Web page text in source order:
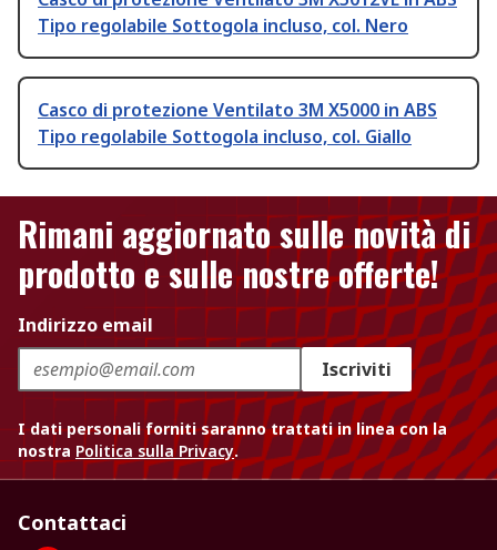
Tipo regolabile Sottogola incluso, col. Nero
Casco di protezione Ventilato 3M X5000 in ABS
Tipo regolabile Sottogola incluso, col. Giallo
Rimani aggiornato sulle novità di
prodotto e sulle nostre offerte!
Indirizzo email
Iscriviti
I dati personali forniti saranno trattati in linea con la
nostra Politica sulla Privacy.
Contattaci